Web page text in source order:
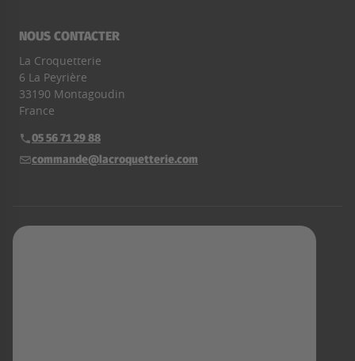
NOUS CONTACTER
La Croquetterie
6 La Peyrière
33190 Montagoudin
France
Téléphone :
05 56 71 29 88
E-mail :
commande@lacroquetterie.com